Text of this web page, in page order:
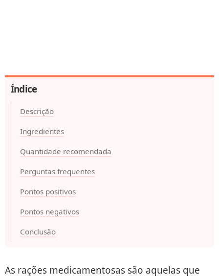
Índice
Descrição
Ingredientes
Quantidade recomendada
Perguntas frequentes
Pontos positivos
Pontos negativos
Conclusão
As rações medicamentosas são aquelas que